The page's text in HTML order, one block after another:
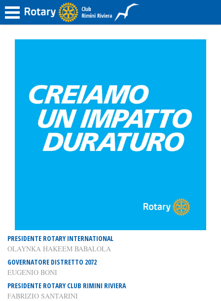
PRESIDENTE ROTARY INTERNATIONAL
OLAYNKA HAKEEM BABALOLA
GOVERNATORE DISTRETTO 2072
EUGENIO BONI
PRESIDENTE ROTARY CLUB RIMINI RIVIERA
FABRIZIO SANTARINI